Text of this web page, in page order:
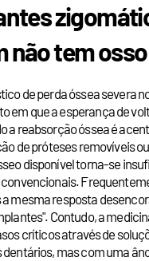
não tem osso
de perda óssea severa
em que a esperança de
a reabsorção óssea é
de próteses removíveis
disponível torna-se
mesma resposta
Contudo, a
críticos através de
dentários, mas com uma